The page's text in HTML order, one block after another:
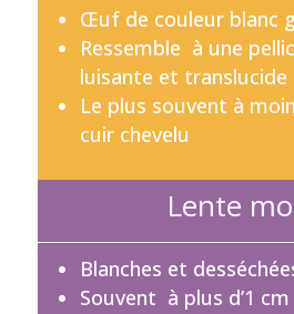
Œuf de couleur blanc
Ressemble à une
luisante et translucide
Le plus souvent à
cuir chevelu
Lente
Blanches et
Souvent à plus d’1